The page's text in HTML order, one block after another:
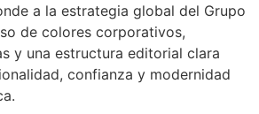
a la estrategia global del Grupo
de colores corporativos,
y una estructura editorial clara
confianza y modernidad